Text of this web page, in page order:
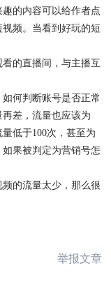
的内容可以给作者点
频。当看到好玩的短
的直播间，与主播互
何判断账号是否正常
差，流量也应该为
低于100次，甚至为
果被判定为营销号怎
的流量太少，那么很
举报文章